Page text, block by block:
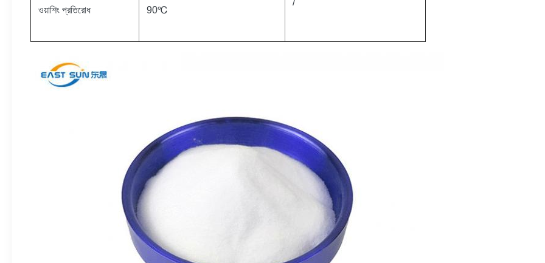
ওয়াশিং প্রতিরোধ 90℃
/